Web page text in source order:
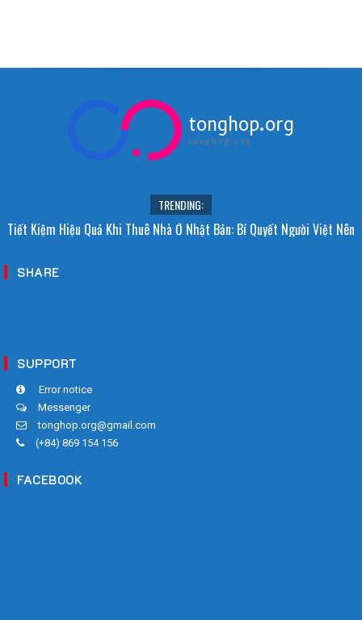
tonghop.org
tonghop.org
TRENDING:
Tiết Kiệm Hiệu Quả Khi Thuê Nhà Ở Nhật Bản: Bí Quyết Người Việt Nên
SHARE
SUPPORT
Error notice
Messenger
tonghop.org@gmail.com
(+84) 869 154 156
FACEBOOK